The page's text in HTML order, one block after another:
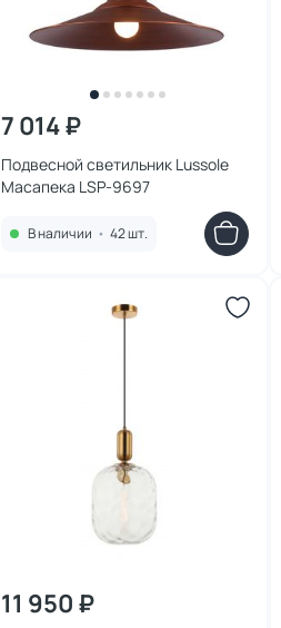
7 014 ₽
Подвесной светильник Lussole
Масапека LSP-9697
В наличии • 42 шт.
11 950 ₽